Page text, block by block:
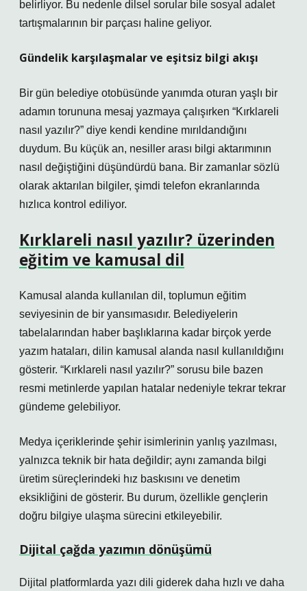
belirliyor. Bu nedenle dilsel sorular bile sosyal adalet
tartışmalarının bir parçası haline geliyor.
Gündelik karşılaşmalar ve eşitsiz bilgi akışı
Bir gün belediye otobüsünde yanımda oturan yaşlı bir
adamın torununa mesaj yazmaya çalışırken “Kırklareli
nasıl yazılır?” diye kendi kendine mırıldandığını
duydum. Bu küçük an, nesiller arası bilgi aktarımının
nasıl değiştiğini düşündürdü bana. Bir zamanlar sözlü
olarak aktarılan bilgiler, şimdi telefon ekranlarında
hızlıca kontrol ediliyor.
Kırklareli nasıl yazılır? üzerinden
eğitim ve kamusal dil
Kamusal alanda kullanılan dil, toplumun eğitim
seviyesinin de bir yansımasıdır. Belediyelerin
tabelalarından haber başlıklarına kadar birçok yerde
yazım hataları, dilin kamusal alanda nasıl kullanıldığını
gösterir. “Kırklareli nasıl yazılır?” sorusu bile bazen
resmi metinlerde yapılan hatalar nedeniyle tekrar tekrar
gündeme gelebiliyor.
Medya içeriklerinde şehir isimlerinin yanlış yazılması,
yalnızca teknik bir hata değildir; aynı zamanda bilgi
üretim süreçlerindeki hız baskısını ve denetim
eksikliğini de gösterir. Bu durum, özellikle gençlerin
doğru bilgiye ulaşma sürecini etkileyebilir.
Dijital çağda yazımın dönüşümü
Dijital platformlarda yazı dili giderek daha hızlı ve daha